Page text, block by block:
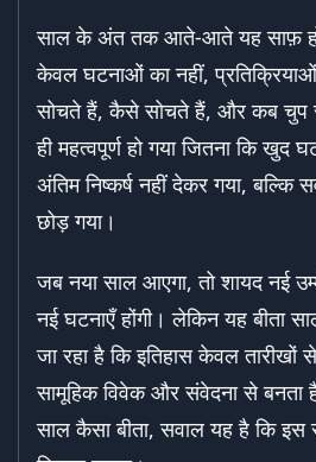
साल के अंत तक आते-आते यह साफ़
केवल घटनाओं का नहीं,
सोचते हैं, कैसे सोचते हैं, और कब चुप
ही महत्वपूर्ण हो गया जितना कि खुद
अंतिम निष्कर्ष नहीं देकर गया, बल्कि
छोड़ गया।
जब नया साल आएगा, तो शायद नई
नई घटनाएँ होंगी। लेकिन यह बीता
जा रहा है कि इतिहास केवल तारीखों
सामूहिक विवेक और संवेदना से बनता
साल कैसा बीता, सवाल यह है कि